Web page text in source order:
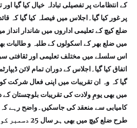
کے انتظامات پر تفصیلی تبادلہ خیال کیا گیا
پر غور کیا گیا۔اجلاس میں فیصلہ کیا گیا کہ
ضلع کیچ کے تعلیمی اداروں میں شاندار
میں ضلع بھر کے اسکولوں کے طلبہ و طالبات
اس سلسلے میں مختلف تعلیمی اور ثقافتی
اتفاق کیا گیا۔اجلاس کے دوران تمام لائن
گیا کہ وہ ان تقریبات میں اپنی فعال شرکت کو
میں بھی یومِ ولادت کی تقریبات بلوچستان
کامیابی سے منعقد کی جاسکیں۔واضح رہے
طرح ضلع کیچ میں